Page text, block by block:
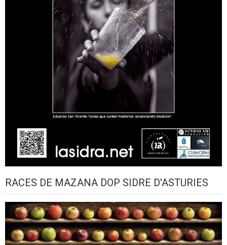
RACES DE MAZANA DOP SIDRE D'ASTURIES